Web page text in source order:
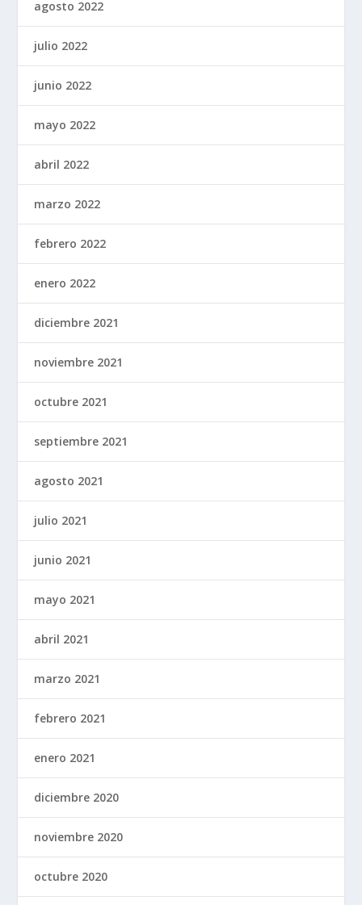
agosto 2022
julio 2022
junio 2022
mayo 2022
abril 2022
marzo 2022
febrero 2022
enero 2022
diciembre 2021
noviembre 2021
octubre 2021
septiembre 2021
agosto 2021
julio 2021
junio 2021
mayo 2021
abril 2021
marzo 2021
febrero 2021
enero 2021
diciembre 2020
noviembre 2020
octubre 2020